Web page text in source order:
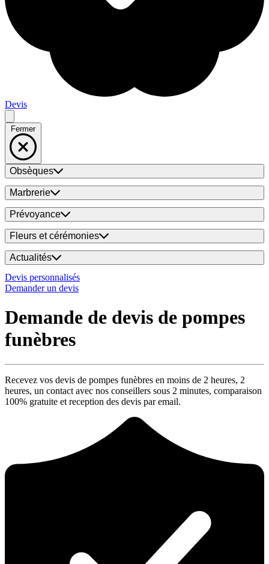
Devis
Fermer
Obsèques
Marbrerie
Prévoyance
Fleurs et cérémonies
Actualités
Devis personnalisés
Demander un devis
Demande de devis de pompes
funèbres
Recevez vos devis de pompes funèbres en moins de 2 heures, 2
heures, un contact avec nos conseillers sous 2 minutes, comparaison
100% gratuite et reception des devis par email.